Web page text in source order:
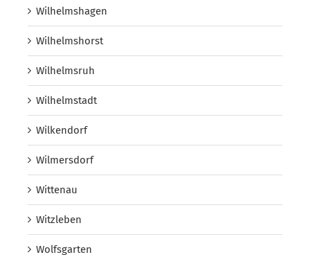
Wilhelmshagen
Wilhelmshorst
Wilhelmsruh
Wilhelmstadt
Wilkendorf
Wilmersdorf
Wittenau
Witzleben
Wolfsgarten